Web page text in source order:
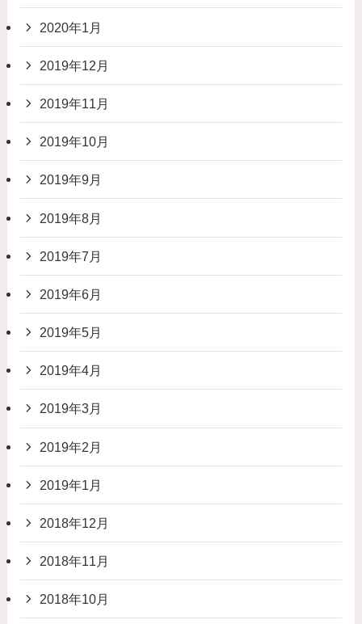
2020年1月
2019年12月
2019年11月
2019年10月
2019年9月
2019年8月
2019年7月
2019年6月
2019年5月
2019年4月
2019年3月
2019年2月
2019年1月
2018年12月
2018年11月
2018年10月